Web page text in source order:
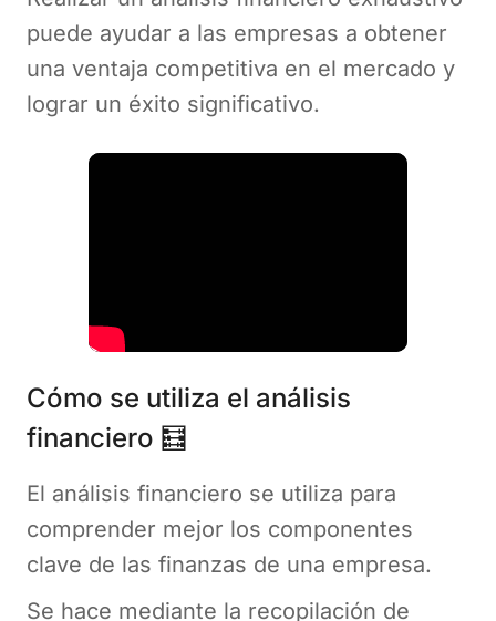
puede ayudar a las empresas a obtener
una ventaja competitiva en el mercado y
lograr un éxito significativo.
Cómo se utiliza el análisis
financiero 🧮
El análisis financiero se utiliza para
comprender mejor los componentes
clave de las finanzas de una empresa.
Se hace mediante la recopilación de